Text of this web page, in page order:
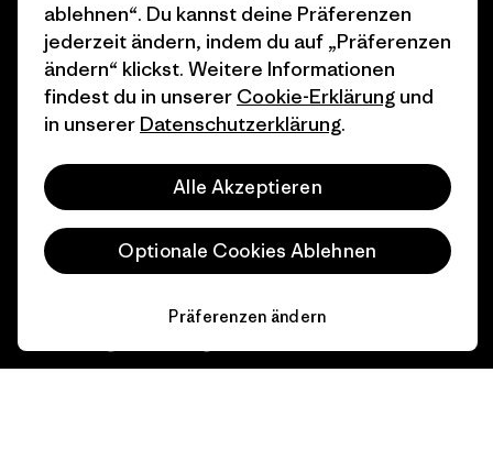
Klimaziele
1% For The Planet
Wie wir finanzieren
Geschenkgutscheine
Stores in deiner Nähe
Pressekontakt
Industry program
Affiliate-Programm
Patagonia Schweiz
Seitenverzeichnis
ablehnen“. Du kannst deine Präferenzen
jederzeit ändern, indem du auf „Präferenzen
ändern“ klickst. Weitere Informationen
findest du in unserer Cookie-Erklärung und
in unserer Datenschutzerklärung.
Alle Akzeptieren
Optionale Cookies Ablehnen
Präferenzen ändern